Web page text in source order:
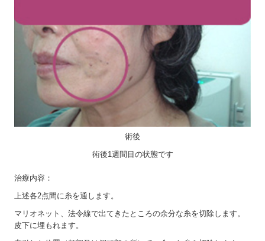
術後
術後1週間目の状態です
治療内容：
上述各2点間に糸を通します。
マリオネット、法令線で出てきたところの余分な糸を切除します。
皮下に埋もれます。